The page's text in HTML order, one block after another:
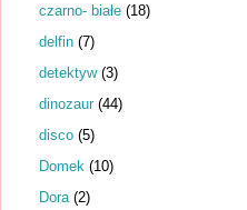
czarno- białe (18)
delfin (7)
detektyw (3)
dinozaur (44)
disco (5)
Domek (10)
Dora (2)